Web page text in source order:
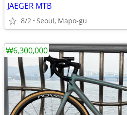
JAEGER MTB
8/2 Seoul, Mapo-gu
₩6,300,000